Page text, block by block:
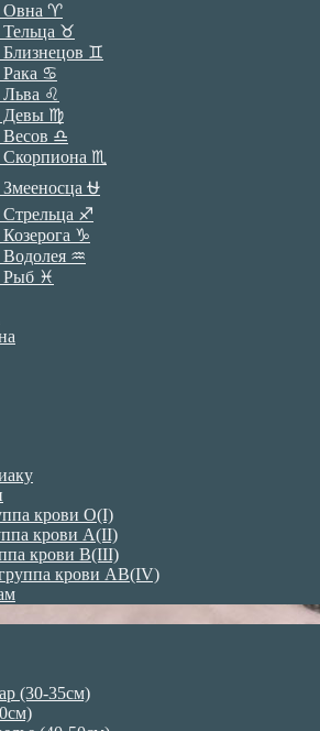
♈️
♉️
♊️
♋️
♌️
♍️
♎️
♏️
⛎
♐️
♑️
♒️
♓️
крови О(I)
крови А(II)
крови В(III)
группа крови АВ(IV)
(30-35см)